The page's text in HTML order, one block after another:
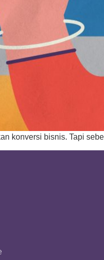
konversi bisnis. Tapi